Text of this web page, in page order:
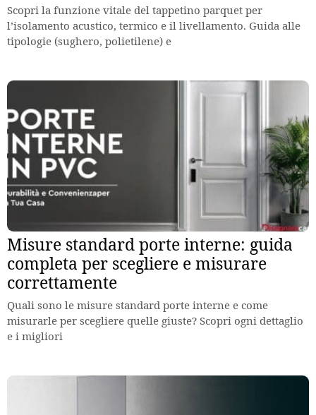
Scopri la funzione vitale del tappetino parquet per
l’isolamento acustico, termico e il livellamento. Guida alle
tipologie (sughero, polietilene) e
Misure standard porte interne: guida
completa per scegliere e misurare
correttamente
Quali sono le misure standard porte interne e come
misurarle per scegliere quelle giuste? Scopri ogni dettaglio
e i migliori